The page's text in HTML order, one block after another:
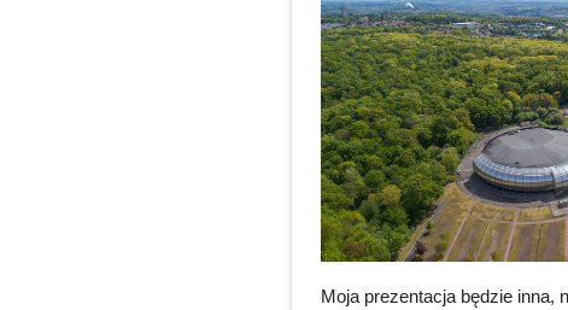
Moja prezentacja będzie inna,